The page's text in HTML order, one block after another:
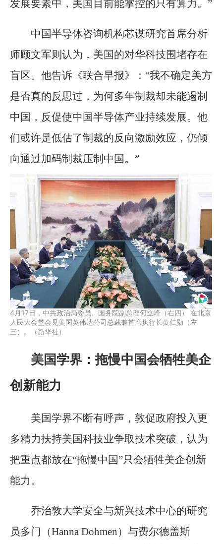
发展要素中，美国目前能掌控的只有算力。”
中国半导体咨询机构芯谋研究首席分析
师顾文军则认为，美国的对华科技围堵存在
盲区。他告诉《联合早报》：“我不确定美方
是否真的反思过，为何多年制裁却未能遏制
中国，反促使中国半导体产业持续发展。他
们或许是低估了制裁的反向激励效应，仍倾
向通过加码制裁压制中国。”
4月17日，中共政治局委员、国务院副总理何立峰（右四） 在北京
人民大会堂会见美国英伟达公司总裁兼首席执行长黄仁勋（左
三）。（新华社）
美国学界：拖慢中国会牺牲美企
创新能力
美国学界不断有呼声，敦促政府投入更
多精力扶持美国科技业争取技术突破，认为
把重点都放在“拖慢中国”只会牺牲美企创新
能力。
乔治敦大学安全与新兴技术中心的研究
员多门（Hanna Dohmen）与费尔德盖斯